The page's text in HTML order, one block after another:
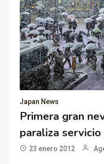
Japan News
Primera gran
paraliza
23 enero 2012